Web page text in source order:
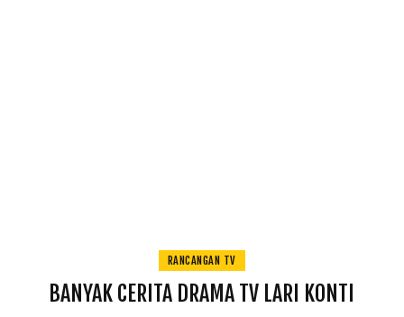
RANCANGAN TV
BANYAK CERITA DRAMA TV LARI KONTI